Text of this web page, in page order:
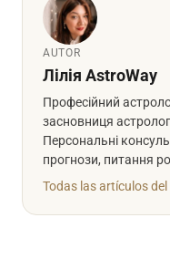
AUTOR
Лілія AstroWay
Професійний
засновниця
Персональні
прогнози, питання
Todas las artículos